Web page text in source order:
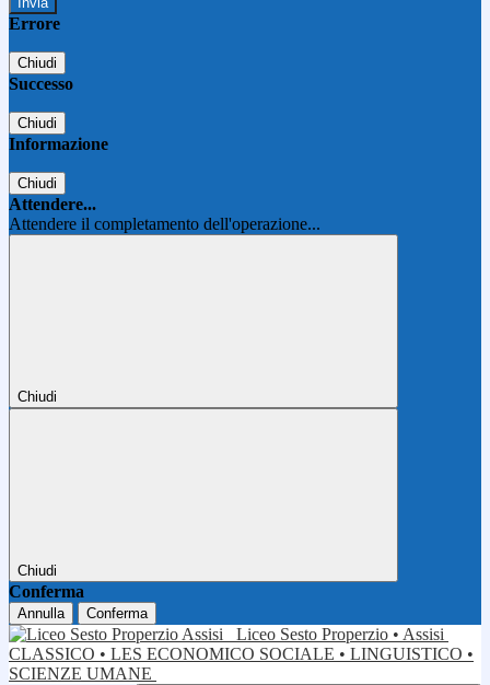
Errore
Chiudi
Successo
Chiudi
Informazione
Chiudi
Attendere...
Attendere il completamento dell'operazione...
Chiudi
Chiudi
Conferma
Annulla Conferma
Liceo Sesto Properzio • Assisi
CLASSICO • LES ECONOMICO SOCIALE • LINGUISTICO •
SCIENZE UMANE